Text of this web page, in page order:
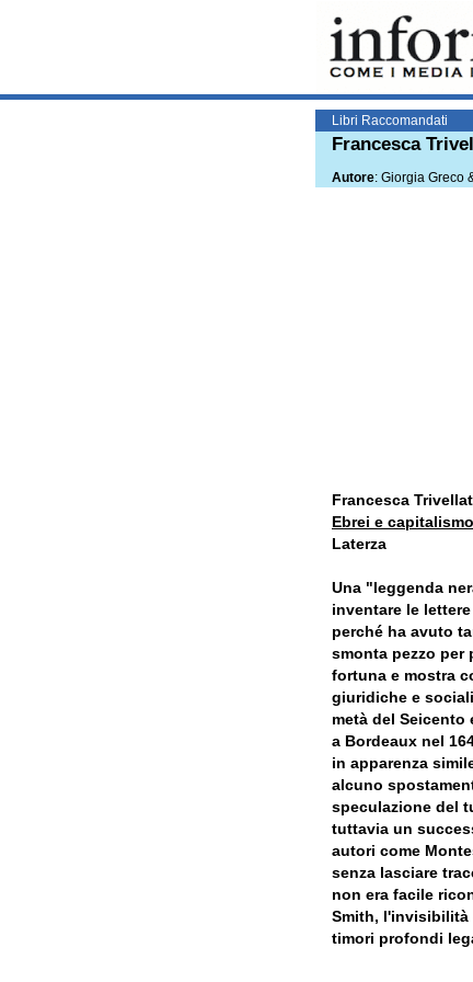
Libri Raccomandati
Francesca
Autore: Giorgia Greco
Francesca
Ebrei e
Laterza
Una "leggenda
inventare le
perché ha avuto
smonta pezzo
fortuna e mostra
giuridiche e
metà del
a Bordeaux nel
in apparenza
alcuno
speculazione del
tuttavia un
autori come
senza lasciare
non era facile
Smith, l'invisibilità
timori profondi